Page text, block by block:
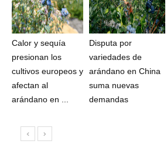
Calor y sequía
presionan los
cultivos europeos y
afectan al
arándano en ...
Disputa por
variedades de
arándano en China
suma nuevas
demandas